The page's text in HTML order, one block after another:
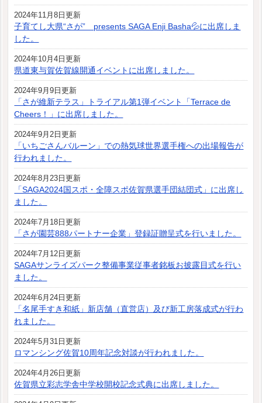
2024年11月8日更新
子育てし大県“さが” presents SAGA Enji Basha💦に出席しま
した。
2024年10月4日更新
県道東与賀佐賀線開通イベントに出席しました。
2024年9月9日更新
「さが維新テラス」トライアル第1弾イベント「Terrace de
Cheers！」に出席しました。
2024年9月2日更新
「いちごさんバルーン」での熱気球世界選手権への出場報告が
行われました。
2024年8月23日更新
「SAGA2024国スポ・全障スポ佐賀県選手団結団式」に出席し
ました。
2024年7月18日更新
「さが園芸888パートナー企業」登録証贈呈式を行いました。
2024年7月12日更新
SAGAサンライズパーク整備事業従事者銘板お披露目式を行い
ました。
2024年6月24日更新
「名尾手すき和紙」新店舗（直営店）及び新工房落成式が行わ
れました。
2024年5月31日更新
ロマンシング佐賀10周年記念対談が行われました。
2024年4月26日更新
佐賀県立彩志学舎中学校開校記念式典に出席しました。